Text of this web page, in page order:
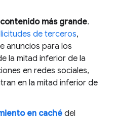
más grande.
de terceros,
anuncios para los
la mitad inferior de la
en redes sociales,
en la mitad inferior de
en caché del